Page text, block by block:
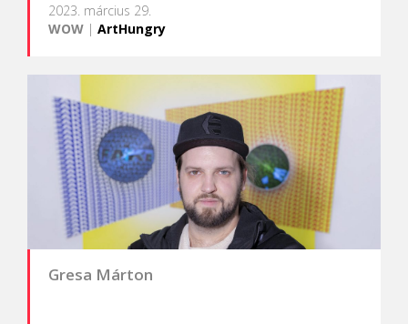
2023. március 29.
WOW | ArtHungry
Gresa Márton